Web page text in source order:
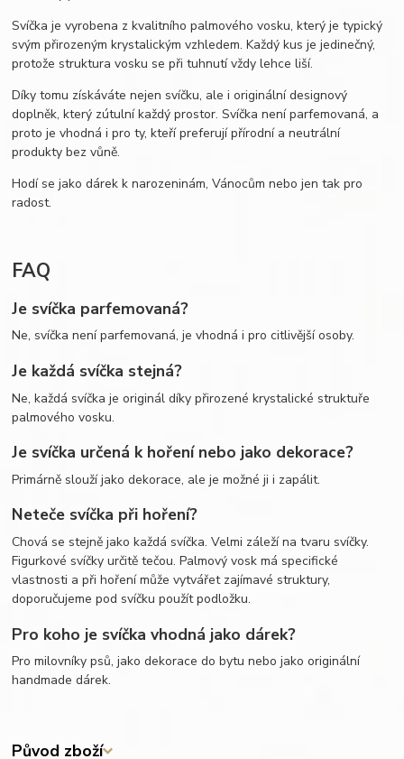
Svíčka je vyrobena z kvalitního palmového vosku, který je typický
svým přirozeným krystalickým vzhledem. Každý kus je jedinečný,
protože struktura vosku se při tuhnutí vždy lehce liší.
Díky tomu získáváte nejen svíčku, ale i originální designový
doplněk, který zútulní každý prostor. Svíčka není parfemovaná, a
proto je vhodná i pro ty, kteří preferují přírodní a neutrální
produkty bez vůně.
Hodí se jako dárek k narozeninám, Vánocům nebo jen tak pro
radost.
FAQ
Je svíčka parfemovaná?
Ne, svíčka není parfemovaná, je vhodná i pro citlivější osoby.
Je každá svíčka stejná?
Ne, každá svíčka je originál díky přirozené krystalické struktuře
palmového vosku.
Je svíčka určená k hoření nebo jako dekorace?
Primárně slouží jako dekorace, ale je možné ji i zapálit.
Neteče svíčka při hoření?
Chová se stejně jako každá svíčka. Velmi záleží na tvaru svíčky.
Figurkové svíčky určitě tečou. Palmový vosk má specifické
vlastnosti a při hoření může vytvářet zajímavé struktury,
doporučujeme pod svíčku použít podložku.
Pro koho je svíčka vhodná jako dárek?
Pro milovníky psů, jako dekorace do bytu nebo jako originální
handmade dárek.
Původ zboží